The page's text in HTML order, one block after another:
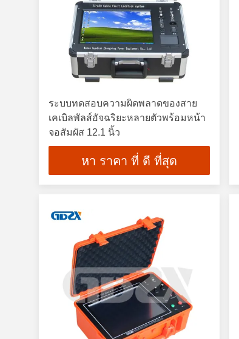
ระบบทดสอบความผิดพลาดของสาย
เคเบิลพัลส์อัจฉริยะหลายตัวพร้อมหน้า
จอสัมผัส 12.1 นิ้ว
หา ราคา ที่ ดี ที่สุด